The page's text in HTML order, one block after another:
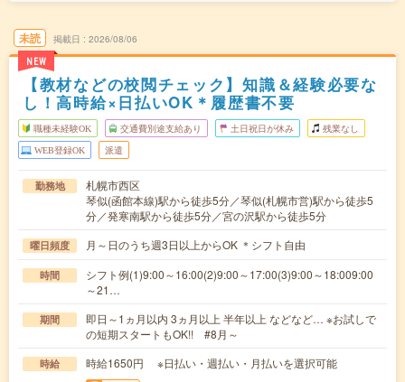
未読
NEW
掲載日 2026/08/06
【教材などの校閲チェック】知識＆経験必要な
し！高時給×日払いOK＊履歴書不要
職種未経験OK 交通費別途支給あり 土日祝日が休み 残業なし
WEB登録OK 派遣
勤務地
札幌市西区
琴似(函館本線)駅から徒歩5分／琴似(札幌市営)駅から徒歩5
分／発寒南駅から徒歩5分／宮の沢駅から徒歩5分
曜日頻度 月～日のうち週3日以上からOK ＊シフト自由
時間
シフト例(1)9:00～16:00(2)9:00～17:00(3)9:00～18:009:00
～21…
期間
即日～1ヵ月以内 3ヵ月以上 半年以上 などなど… ※お試しで
の短期スタートもOK!! #8月～
時給 時給1650円 ※日払い・週払い・月払いを選択可能